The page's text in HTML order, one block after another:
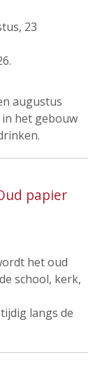
23
augustus
het gebouw
papier
het oud
school, kerk,
langs de